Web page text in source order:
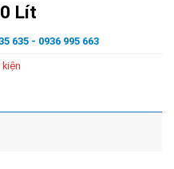
Lít
635 - 0936 995 663